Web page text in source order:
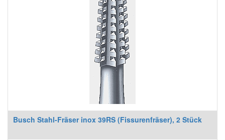
Busch Stahl-Fräser inox 39RS (Fissurenfräser), 2 Stück